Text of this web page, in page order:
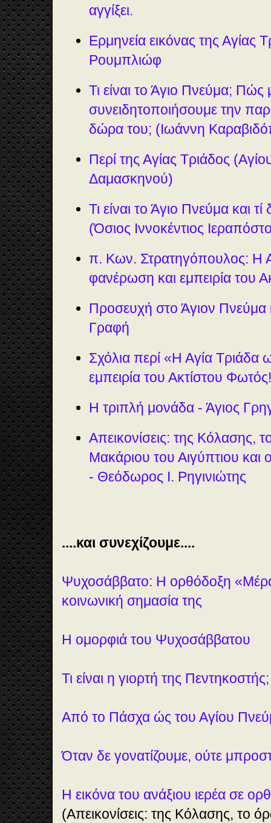
αγγίξει.
Ερμηνεία εικόνας της Αγίας
Ρουμπλιώφ
Τι είναι το Άγιο Πνεύμα;
συνειδητοποιήσουμε την
δώρα του; (Ιωάννη
Περί της Αγίας Τριάδος
Δαμασκηνού)
Τι είναι το Άγιο Πνεύμα και
(Όσιος Ιννοκέντιος
π. Κων. Στρατηγόπουλος: Η
φανέρωση και εμπειρία του
Προσευχή στο Άγιον Πνεύμα
Γραφή
Σχόλια περί «Η Αγία Τριάδα
εμπειρία του Ακτίστου
Η τριπλή μονάδα - Άγιος
Απεικονίσεις: της Κόλασης,
Μακάριου του Αιγύπτιου και
- Θεόδωρος Ι. Ρηγινιώτης
....και συνεχίζουμε....
Ψυχοσάββατο: Η ορθόδοξη
κοινωνική σημασία της
Η ομορφιά του Ψυχοσάββατου
Τι είναι η γιορτή της Πεντηκοστής;
Από το Πάσχα ώς του Αγίου
Όταν δε γονατίζουμε, ούτε
Η εικόνα του ανάξιου ιερέα σε
(Απεικονίσεις: της Κόλασης, το